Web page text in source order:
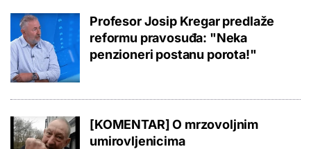
Profesor Josip Kregar predlaže
reformu pravosuđa: "Neka
penzioneri postanu porota!"
[KOMENTAR] O mrzovoljnim
umirovljenicima